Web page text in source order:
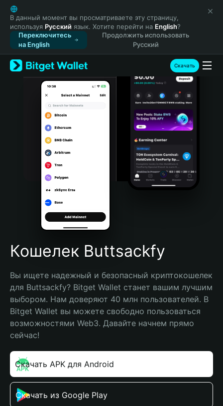
English
日本語
Tiếng Việt
Русский
Español (Latinoamérica)
Türkçe
Italiano
Português (Portugal)
Bahasa Indonesia
Português (Brasil)
Español (Argentina)
В данный момент вы просматриваете эту страницу,
используя Русский язык. Хотите перейти на English?
Переключитесь
на English
Продолжить использовать
Русский
Скачать
Кошелек Buttsackfy
Вы ищете надежный и безопасный криптокошелек
для Buttsackfy? Bitget Wallet станет вашим лучшим
выбором. Нам доверяют 40 млн пользователей. В
Bitget Wallet вы можете свободно пользоваться
возможностями Web3. Давайте начнем прямо
сейчас!
Скачать APK для Android
Скачать из Google Play